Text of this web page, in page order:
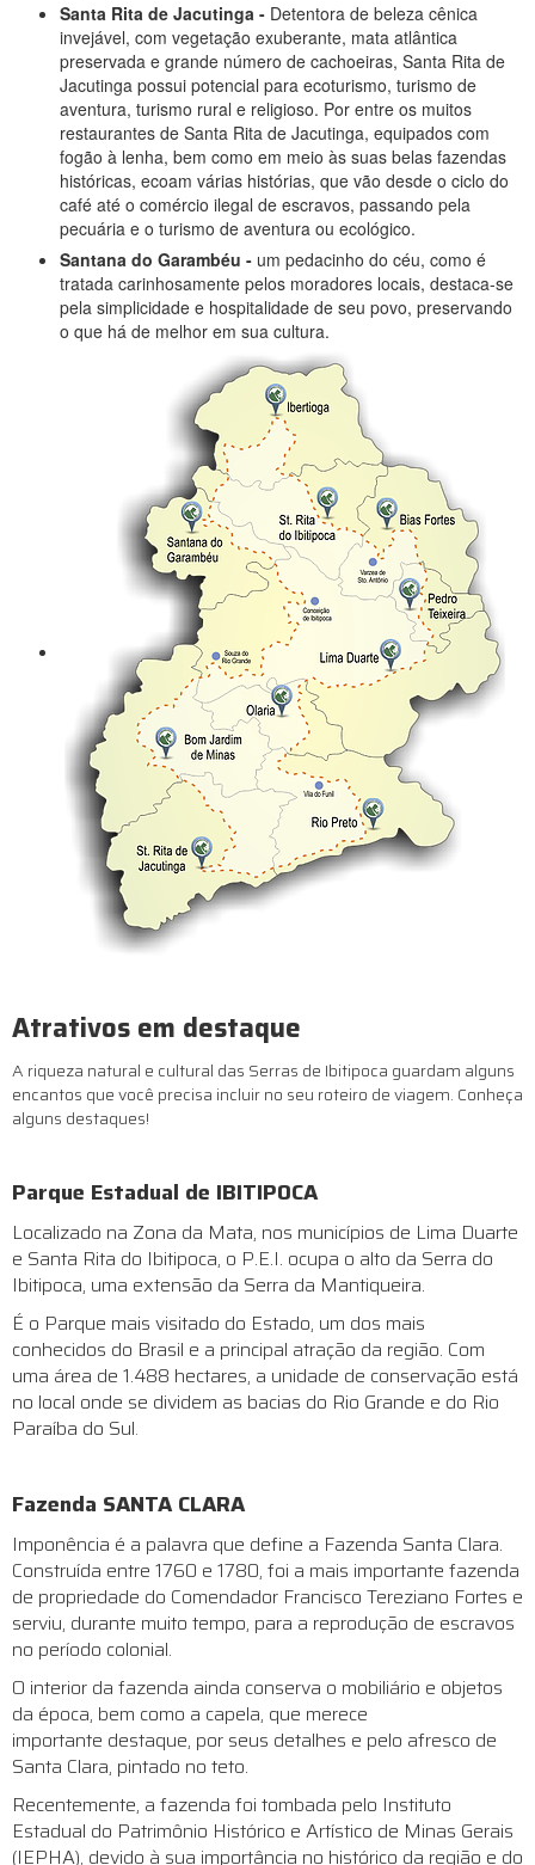
Santa Rita de Jacutinga - Detentora de beleza cênica
invejável, com vegetação exuberante, mata atlântica
preservada e grande número de cachoeiras, Santa Rita de
Jacutinga possui potencial para ecoturismo, turismo de
aventura, turismo rural e religioso. Por entre os muitos
restaurantes de Santa Rita de Jacutinga, equipados com
fogão à lenha, bem como em meio às suas belas fazendas
históricas, ecoam várias histórias, que vão desde o ciclo do
café até o comércio ilegal de escravos, passando pela
pecuária e o turismo de aventura ou ecológico.
Santana do Garambéu - um pedacinho do céu, como é
tratada carinhosamente pelos moradores locais, destaca-se
pela simplicidade e hospitalidade de seu povo, preservando
o que há de melhor em sua cultura.
Atrativos em destaque
A riqueza natural e cultural das Serras de Ibitipoca guardam alguns
encantos que você precisa incluir no seu roteiro de viagem. Conheça
alguns destaques!
Parque Estadual de IBITIPOCA
Localizado na Zona da Mata, nos municípios de Lima Duarte
e Santa Rita do Ibitipoca, o P.E.I. ocupa o alto da Serra do
Ibitipoca, uma extensão da Serra da Mantiqueira.
É o Parque mais visitado do Estado, um dos mais
conhecidos do Brasil e a principal atração da região. Com
uma área de 1.488 hectares, a unidade de conservação está
no local onde se dividem as bacias do Rio Grande e do Rio
Paraíba do Sul.
Fazenda SANTA CLARA
Imponência é a palavra que define a Fazenda Santa Clara.
Construída entre 1760 e 1780, foi a mais importante fazenda
de propriedade do Comendador Francisco Tereziano Fortes e
serviu, durante muito tempo, para a reprodução de escravos
no período colonial.
O interior da fazenda ainda conserva o mobiliário e objetos
da época, bem como a capela, que merece
importante destaque, por seus detalhes e pelo afresco de
Santa Clara, pintado no teto.
Recentemente, a fazenda foi tombada pelo Instituto
Estadual do Patrimônio Histórico e Artístico de Minas Gerais
(IEPHA), devido à sua importância no histórico da região e do